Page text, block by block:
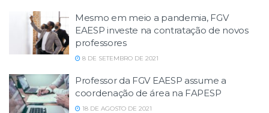
Mesmo em meio a pandemia, FGV
EAESP investe na contratação de novos
professores
8 DE SETEMBRO DE 2021
Professor da FGV EAESP assume a
coordenação de área na FAPESP
18 DE AGOSTO DE 2021